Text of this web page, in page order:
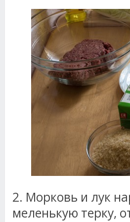
2. Морковь и лук
меленькую терку,